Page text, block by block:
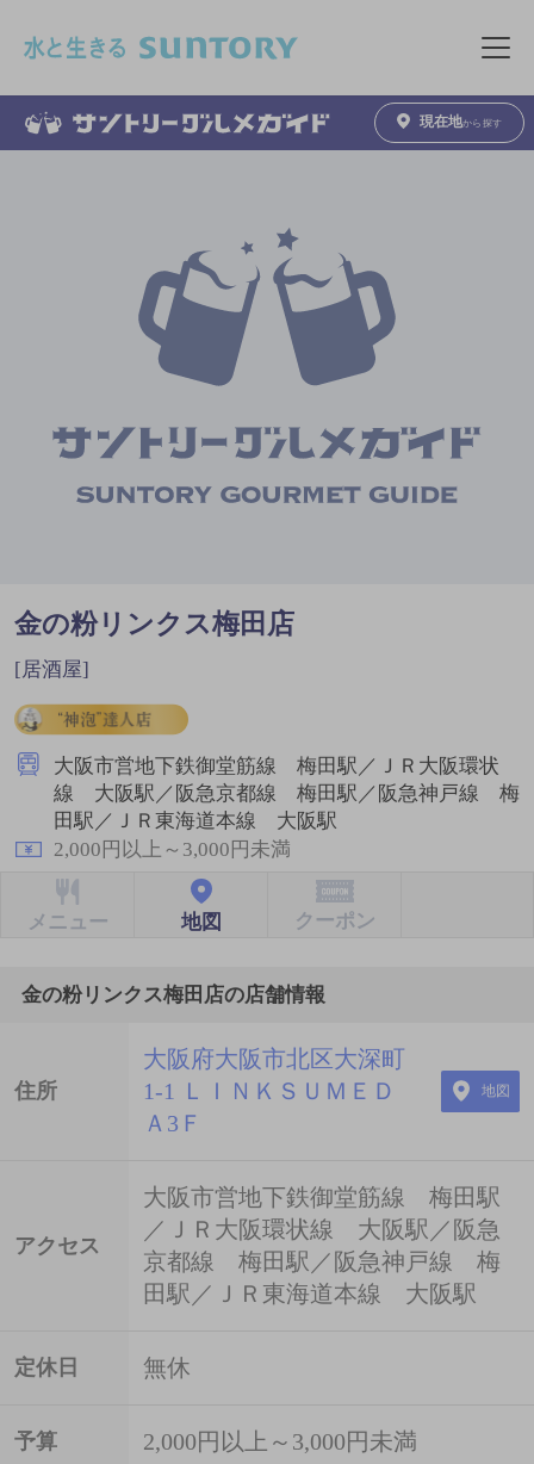
メニュ
現在地から探す
金の粉リンクス梅田店
[居酒屋]
大阪市営地下鉄御堂筋線 梅田駅／ＪＲ大阪環状
線 大阪駅／阪急京都線 梅田駅／阪急神戸線 梅
田駅／ＪＲ東海道本線 大阪駅
2,000円以上～3,000円未満
メニュー 地図 クーポン
金の粉リンクス梅田店の店舗情報
住所
大阪府大阪市北区大深町
1-1 ＬＩＮＫＳＵＭＥＤ
Ａ3Ｆ
地図
アクセス
大阪市営地下鉄御堂筋線 梅田駅
／ＪＲ大阪環状線 大阪駅／阪急
京都線 梅田駅／阪急神戸線 梅
田駅／ＪＲ東海道本線 大阪駅
定休日 無休
予算 2,000円以上～3,000円未満